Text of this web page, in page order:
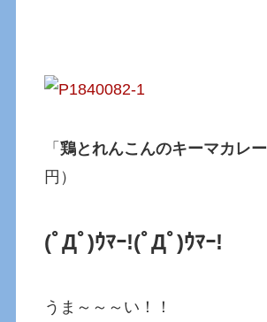
「鶏とれんこんのキーマカレー
円）
(ﾟДﾟ)ｳﾏｰ!(ﾟДﾟ)ｳﾏｰ!
うま～～～い！！